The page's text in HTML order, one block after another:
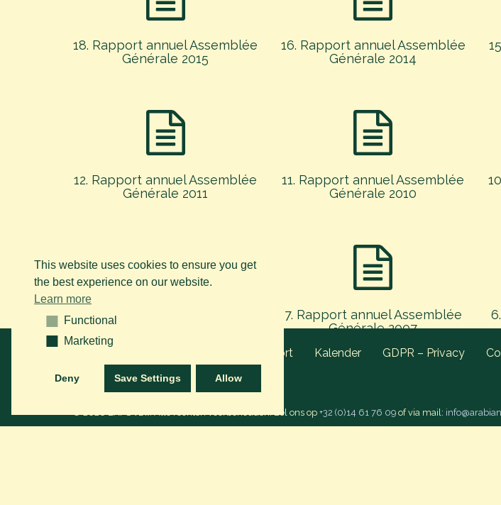
18. Rapport annuel Assemblée
Générale 2015
16. Rapport annuel Assemblée
Générale 2014
12. Rapport annuel Assemblée
Générale 2011
11. Rapport annuel Assemblée
Générale 2010
8. Rapport annuel Assemblée
7. Rapport annuel Assemblée
Générale 2007
Wedstrijden, Show & Sport Kalender GDPR – Privacy
© 2026 BAPS vzw. Alle rechten voorbehouden. Bel ons op +32 (0)14 61 76 09 of via mail:
This website uses cookies to ensure you get
the best experience on our website.
Learn more
Functional
Functional
MarketingMarketing
Deny Save Settings Allow